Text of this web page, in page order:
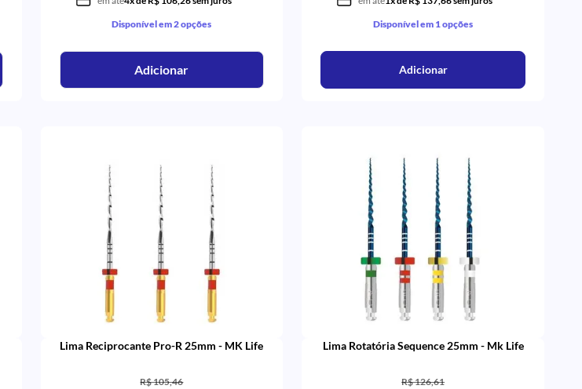
Disponível em 2 opções
Adicionar
Disponível em 1 opções
Adicionar
Lima Reciprocante Pro-R 25mm - MK Life
R$ 105,46
Lima Rotatória Sequence 25mm - Mk Life
R$ 126,61